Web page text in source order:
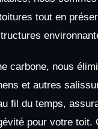
tout en
carbone, nous
et autres
fil du temps,
pour votre toit.